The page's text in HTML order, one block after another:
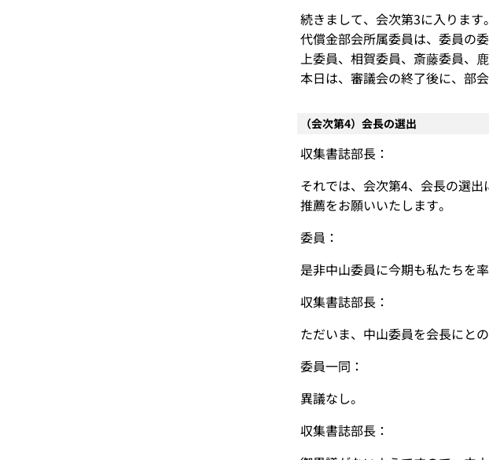
続きまして、会次第3に入ります
代償金部会所属委員は、委員の
上委員、相賀委員、斎藤委員、
本日は、審議会の終了後に、部
（会次第4）会長の選出
収集書誌部長：
それでは、会次第4、会長の選
推薦をお願いいたします。
委員：
是非中山委員に今期も私たちを
収集書誌部長：
ただいま、中山委員を会長にと
委員一同：
異議なし。
収集書誌部長：